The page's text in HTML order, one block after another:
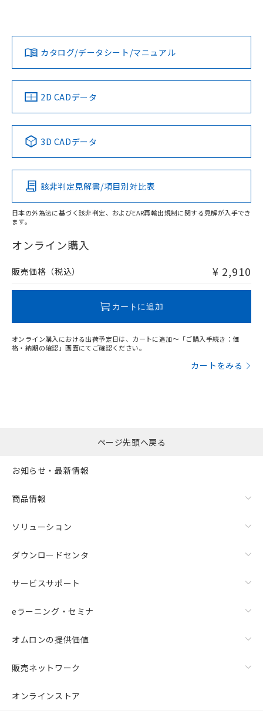
ダウンロードデータをご利用いただく前に、以下を必ずお読
みください。
ソフトウェアの使用条件
対応済み
中国 RoHS 注意事項・凡例
Pb Hg Cd Cr(VI)
O
在庫等で未対応品が混在する可能性があります。
問い合わせください。
LR型式承認
（イギリス
船舶規格）
DNV型式承認
（ノルウェー
BV型式承認
（フランス
KR型式
（韓国
No No No No
この製品の規格認証/適合状況ページへ
その他の認証はこちらのページからご検索ください
カタログ/データシート/マニュアル
2D CADデータ
3D CADデータ
該非判定見解書/項目別対比表
日本の外為法に基づく該非判定、およびEAR再輸出規制に関する見解が入手でき
ます。
オンライン購入
販売価格（税込） ¥ 2,910
カートに追加
オンライン購入における出荷予定日は、カートに追加～「ご購入手続き：価
格・納期の確認」画面にてご確認ください。
カートをみる
ページ先頭へ戻る
お知らせ・最新情報
商品情報
ソリューション
ダウンロードセンタ
サービスサポート
eラーニング・セミナ
オムロンの提供価値
販売ネットワーク
オンラインストア